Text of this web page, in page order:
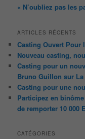
« N’oubliez pas les
ARTICLES RÉCENTS
Casting Ouvert Pour
Nouveau casting,
Casting pour un
Bruno Guillon sur La
Casting pour une
Participez en
de remporter 10 000
CATÉGORIES